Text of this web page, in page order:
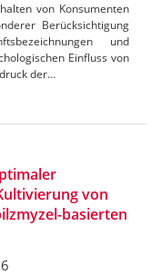
von Konsumenten
Berücksichtigung
und
Einfluss von
der…
von
basierten